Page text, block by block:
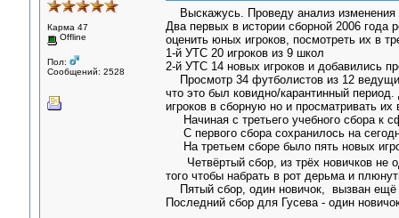
Карма 47
Offline
Пол:
Сообщений: 2528
Выскажусь. Проведу анализ изменения
Два первых в истории сборной 2006
оценить юных игроков, посмотреть их в
1-й УТС 20 игроков из 9 школ
2-й УТС 14 новых игроков и добавились
Просмотр 34 футболистов из 12
что это был ковидно/карантинный
игроков в сборную но и просматривать их
Начиная с третьего учебного сбора к
С первого сбора сохранилось на
На третьем сборе было пять новых
Четвёртый сбор, из трёх новичков не
того чтобы набрать в рот дерьма и
Пятый сбор, один новичок, вызван ещё
Последний сбор для Гусева - один